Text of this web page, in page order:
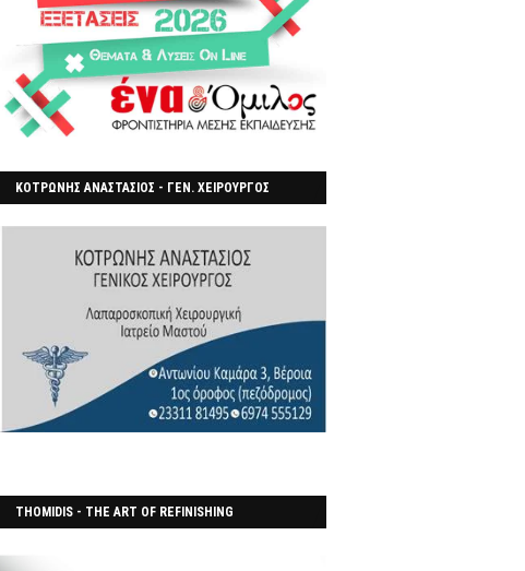
ΚΟΤΡΩΝΗΣ ΑΝΑΣΤΑΣΙΟΣ - ΓΕΝ. ΧΕΙΡΟΥΡΓΟΣ
THOMIDIS - THE ART OF REFINISHING